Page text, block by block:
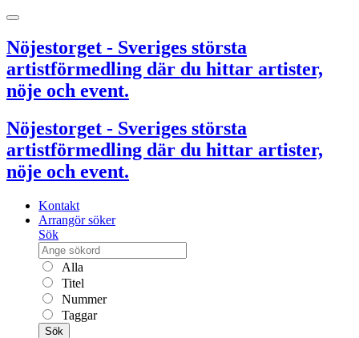
Nöjestorget - Sveriges största
artistförmedling där du hittar artister,
nöje och event.
Nöjestorget - Sveriges största
artistförmedling där du hittar artister,
nöje och event.
Kontakt
Arrangör söker
Sök
Alla
Titel
Nummer
Taggar
Sök